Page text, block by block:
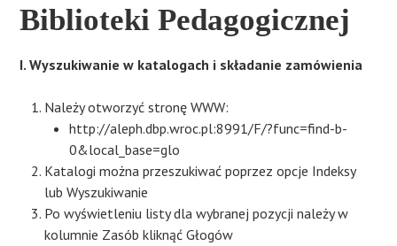
Biblioteki Pedagogicznej
I. Wyszukiwanie w katalogach i składanie zamówienia​
Należy otworzyć stronę WWW:​
​http://aleph.dbp.wroc.pl:8991/F/?func=find-b-
0&local_base=glo
Katalogi można przeszukiwać poprzez opcje Indeksy
lub Wyszukiwanie
Po wyświetleniu listy dla wybranej pozycji należy w
kolumnie Zasób kliknąć Głogów